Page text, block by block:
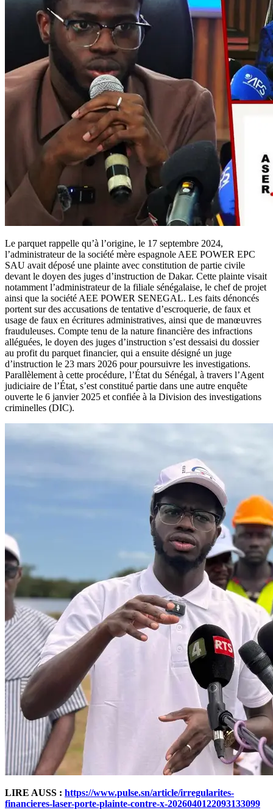
Le parquet rappelle qu’à l’origine, le 17 septembre 2024,
l’administrateur de la société mère espagnole AEE POWER EPC
SAU avait déposé une plainte avec constitution de partie civile
devant le doyen des juges d’instruction de Dakar. Cette plainte visait
notamment l’administrateur de la filiale sénégalaise, le chef de projet
ainsi que la société AEE POWER SENEGAL. Les faits dénoncés
portent sur des accusations de tentative d’escroquerie, de faux et
usage de faux en écritures administratives, ainsi que de manœuvres
frauduleuses. Compte tenu de la nature financière des infractions
alléguées, le doyen des juges d’instruction s’est dessaisi du dossier
au profit du parquet financier, qui a ensuite désigné un juge
d’instruction le 23 mars 2026 pour poursuivre les investigations.
Parallèlement à cette procédure, l’État du Sénégal, à travers l’Agent
judiciaire de l’État, s’est constitué partie dans une autre enquête
ouverte le 6 janvier 2025 et confiée à la Division des investigations
criminelles (DIC).
LIRE AUSS : https://www.pulse.sn/article/irregularites-
financieres-laser-porte-plainte-contre-x-2026040122093133099